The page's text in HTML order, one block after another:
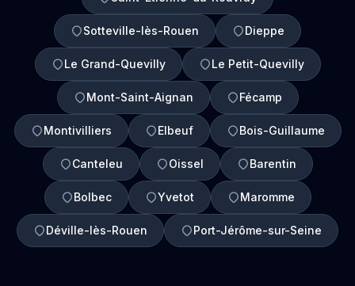
Sotteville-lès-Rouen Dieppe
Le Grand-Quevilly Le Petit-Quevilly
Mont-Saint-Aignan Fécamp
Montivilliers Elbeuf Bois-Guillaume
Canteleu Oissel Barentin
Bolbec Yvetot Maromme
Déville-lès-Rouen Port-Jérôme-sur-Seine